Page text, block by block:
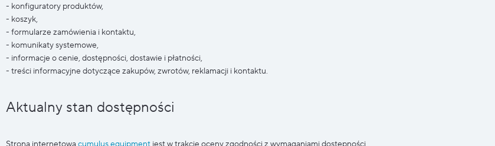
- konfiguratory produktów,
- koszyk,
- formularze zamówienia i kontaktu,
- komunikaty systemowe,
- informacje o cenie, dostępności, dostawie i płatności,
- treści informacyjne dotyczące zakupów, zwrotów, reklamacji i kontaktu.
Aktualny stan dostępności